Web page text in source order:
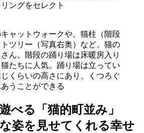
ングをセレクト
ャットウォークや、猫柱（階段
ツリー（写真右奥）など、猫の
ん。階段の踊り場は床暖房入り
たちに人気。踊り場は立ってい
くらいの高さにあり、くつろぐ
うことができる
べる「猫的町並み」
姿を見せてくれる幸せ